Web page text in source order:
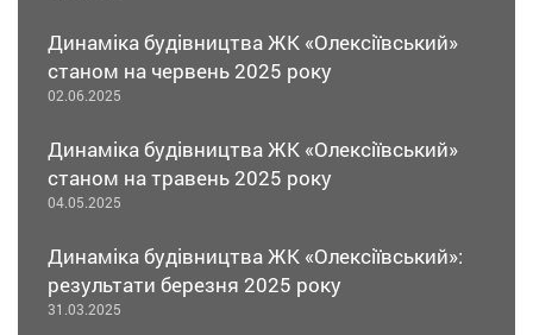
Динаміка будівництва ЖК «Олексіївський»
станом на червень 2025 року
02.06.2025
Динаміка будівництва ЖК «Олексіївський»
станом на травень 2025 року
04.05.2025
Динаміка будівництва ЖК «Олексіївський»:
результати березня 2025 року
31.03.2025